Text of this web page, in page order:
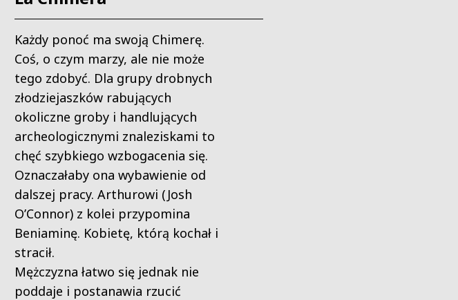
Każdy ponoć ma swoją Chimerę.
Coś, o czym marzy, ale nie może
tego zdobyć. Dla grupy drobnych
złodziejaszków rabujących
okoliczne groby i handlujących
archeologicznymi znaleziskami to
chęć szybkiego wzbogacenia się.
Oznaczałaby ona wybawienie od
dalszej pracy. Arthurowi (Josh
O’Connor) z kolei przypomina
Beniaminę. Kobietę, którą kochał i
stracił.
Mężczyzna łatwo się jednak nie
poddaje i postanawia rzucić